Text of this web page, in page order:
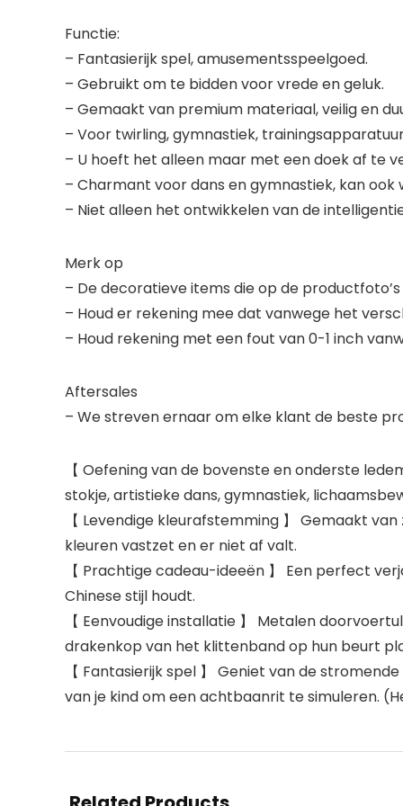
Functie:
– Fantasierijk spel, amusementsspeelgoed.
– Gebruikt om te bidden voor vrede en geluk.
– Gemaakt van premium materiaal, veilig en
– Voor twirling, gymnastiek,
– U hoeft het alleen maar met een doek af te
– Charmant voor dans en gymnastiek, kan
– Niet alleen het ontwikkelen van de
Merk op
– De decoratieve items die op de
– Houd er rekening mee dat vanwege het
– Houd rekening met een fout van 0-1 inch
Aftersales
– We streven ernaar om elke klant de beste
【 Oefening van de bovenste en onderste
stokje, artistieke dans, gymnastiek,
【 Levendige kleurafstemming 】 Gemaakt
kleuren vastzet en er niet af valt.
【 Prachtige cadeau-ideeën 】 Een perfect
Chinese stijl houdt.
【 Eenvoudige installatie 】 Metalen
drakenkop van het klittenband op hun beurt
【 Fantasierijk spel 】 Geniet van de
van je kind om een achtbaanrit te simuleren.